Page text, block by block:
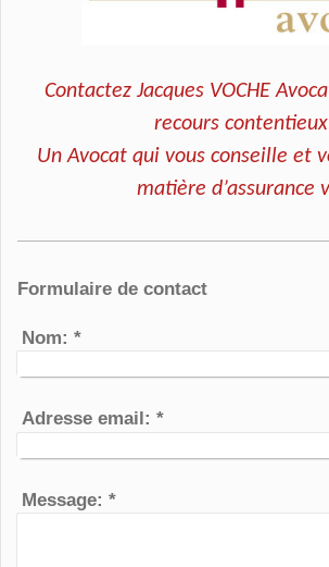
Contactez Jacques VOCHE
recours
Un Avocat qui vous conseille et
matière d’assurance
Formulaire de contact
Nom: *
Adresse email: *
Message: *